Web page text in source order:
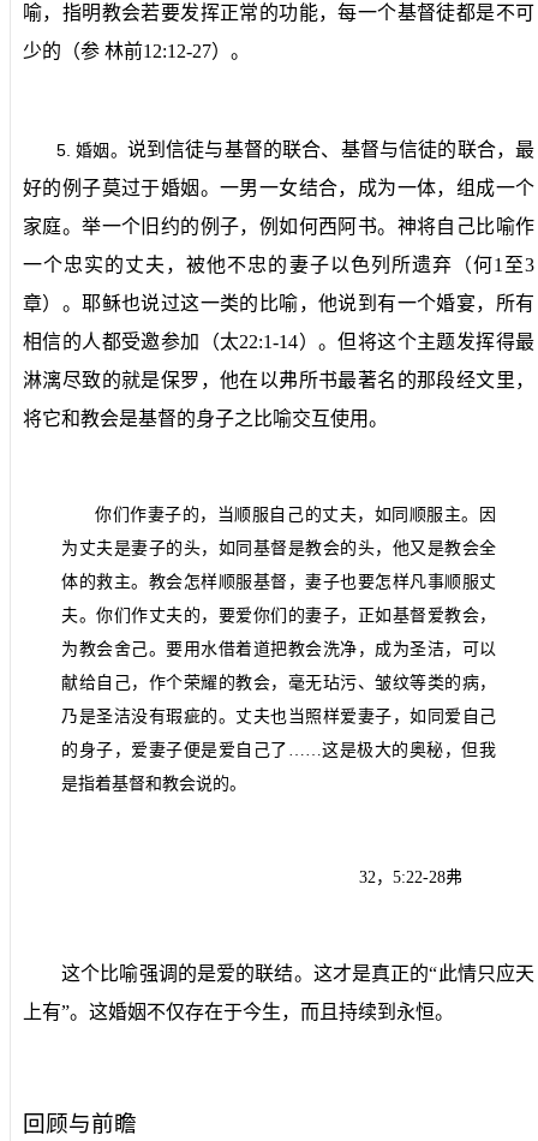
喻，指明教会若要发挥正常的功能，每一个基督徒都是不可
少的（参 林前12:12-27）。
5.婚姻。 说到信徒与基督的联合、基督与信徒的联合，最
好的例子莫过于婚姻。一男一女结合，成为一体，组成一个
家庭。举一个旧约的例子，例如何西阿书。神将自己比喻作
一个忠实的丈夫，被他不忠的妻子以色列所遗弃（何1 至3
章）。耶稣也说过这一类的比喻，他说到有一个婚宴，所有
相信的人都受邀参加（太22:1-14）。但将这个主题发挥得最
淋漓尽致的就是保罗，他在以弗所书最著名的那段经文里，
将它和教会是基督的身子之比喻交互使用。
你们作妻子的，当顺服自己的丈夫，如同顺服主。因
为丈夫是妻子的头，如同基督是教会的头，他又是教会全
体的救主。教会怎样顺服基督，妻子也要怎样凡事顺服丈
夫。你们作丈夫的，要爱你们的妻子，正如基督爱教会，
为教会舍己。要用水借着道把教会洗净，成为圣洁，可以
献给自己，作个荣耀的教会，毫无玷污、皱纹等类的病，
乃是圣洁没有瑕疵的。丈夫也当照样爱妻子，如同爱自己
的身子，爱妻子便是爱自己了……这是极大的奥秘，但我
是指着基督和教会说的。
弗
5:22-28
，
32
这个比喻强调的是爱的联结。这才是真正的“此情只应天
上有”。这婚姻不仅存在于今生，而且持续到永恒。
回顾与前瞻